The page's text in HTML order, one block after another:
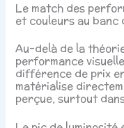
Le match des
et couleurs au banc
Au-delà de la
performance
différence de prix
matérialise
perçue, surtout